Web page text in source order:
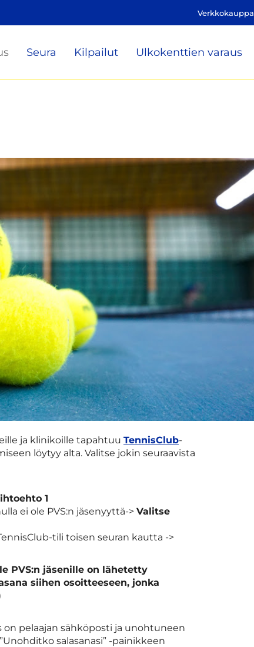
Verkkokauppa
Seura Kilpailut Ulkokenttien varaus
ja klinikoille tapahtuu TennisClub-
löytyy alta. Valitse jokin seuraavista
1
ei ole PVS:n jäsenyyttä-> Valitse
tili toisen seuran kautta ->
PVS:n jäsenille on lähetetty
siihen osoitteeseen, jonka
on pelaajan sähköposti ja unohtuneen
salasanasi” -painikkeen